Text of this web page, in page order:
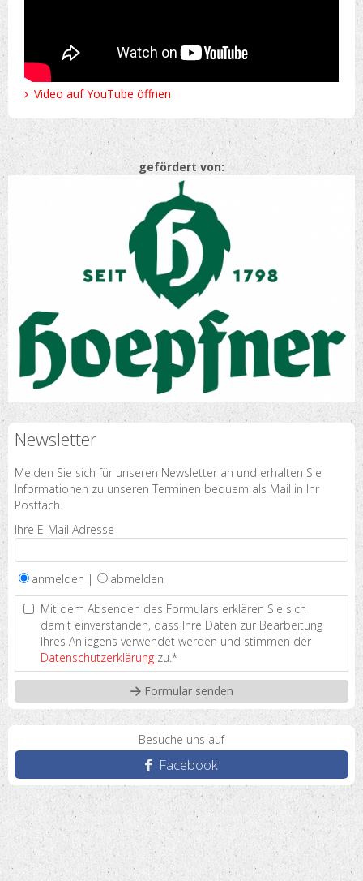
Video auf YouTube öffnen
gefördert von:
Newsletter
Melden Sie sich für unseren Newsletter an und erhalten Sie
Informationen zu unseren Terminen bequem als Mail in Ihr
Postfach.
Ihre E-Mail Adresse
anmelden |
abmelden
Mit dem Absenden des Formulars erklären Sie sich
damit einverstanden, dass Ihre Daten zur Bearbeitung
Ihres Anliegens verwendet werden und stimmen der
Datenschutzerklärung zu.*
Besuche uns auf
Facebook